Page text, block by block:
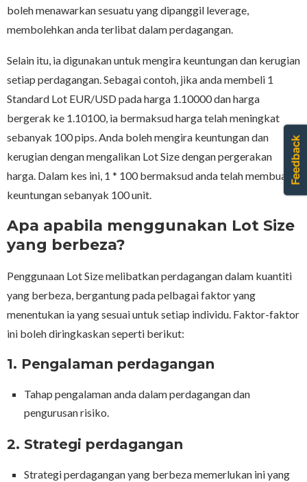
boleh menawarkan sesuatu yang dipanggil leverage,
membolehkan anda terlibat dalam perdagangan.
Selain itu, ia digunakan untuk mengira keuntungan dan kerugian
setiap perdagangan. Sebagai contoh, jika anda membeli 1
Standard Lot EUR/USD pada harga 1.10000 dan harga
bergerak ke 1.10100, ia bermaksud harga telah meningkat
sebanyak 100 pips. Anda boleh mengira keuntungan dan
kerugian dengan mengalikan Lot Size dengan pergerakan
harga. Dalam kes ini, 1 * 100 bermaksud anda telah membuat
keuntungan sebanyak 100 unit.
Apa apabila menggunakan Lot Size
yang berbeza?
Penggunaan Lot Size melibatkan perdagangan dalam kuantiti
yang berbeza, bergantung pada pelbagai faktor yang
menentukan ia yang sesuai untuk setiap individu. Faktor-faktor
ini boleh diringkaskan seperti berikut:
1. Pengalaman perdagangan
Tahap pengalaman anda dalam perdagangan dan
pengurusan risiko.
2. Strategi perdagangan
Strategi perdagangan yang berbeza memerlukan ini yang